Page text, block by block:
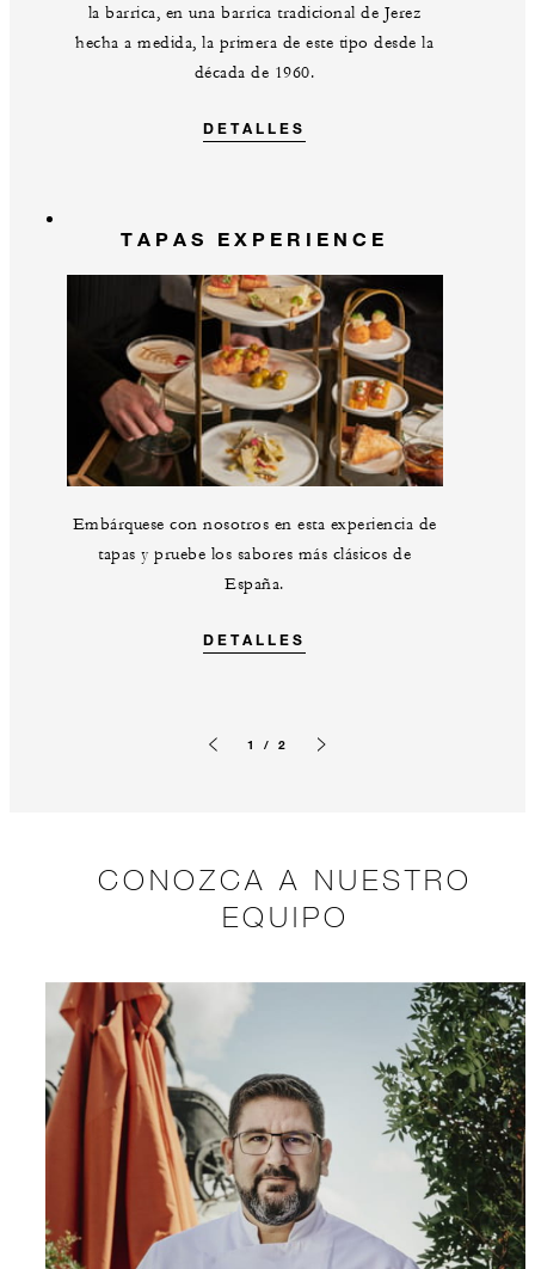
la barrica, en una barrica tradicional de Jerez
hecha a medida, la primera de este tipo desde la
década de 1960.
DETALLES
TAPAS EXPERIENCE
Embárquese con nosotros en esta experiencia de
tapas y pruebe los sabores más clásicos de
España.
DETALLES
1 / 2
CONOZCA A NUESTRO
EQUIPO